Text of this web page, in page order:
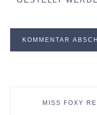
MISS FOXY